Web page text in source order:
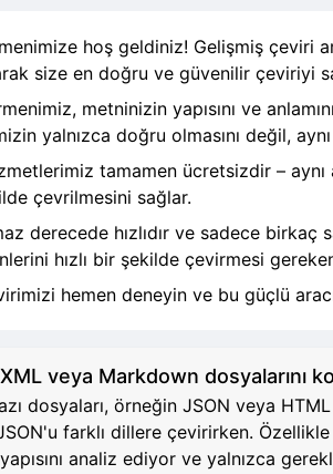
hoş geldiniz! Gelişmiş çeviri
size en doğru ve güvenilir çeviriyi
metninizin yapısını ve
yalnızca doğru olmasını değil,
tamamen ücretsizdir –
çevrilmesini sağlar.
derecede hızlıdır ve sadece
hızlı bir şekilde çevirmesi
hemen deneyin ve bu güçlü
veya Markdown dosyalarını
dosyaları, örneğin JSON veya
farklı dillere çevirirken.
analiz ediyor ve yalnızca